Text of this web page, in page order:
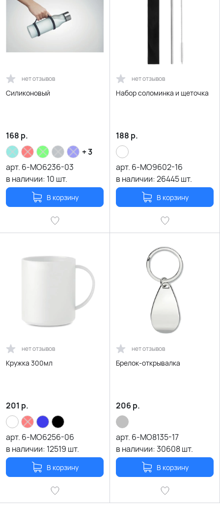
нет отзывов
Силиконовый
168 р.
+ 3
арт. 6-MO6236-03
в наличии: 10 шт.
В корзину
нет отзывов
Набор соломинка и щеточка
188 р.
арт. 6-MO9602-16
в наличии:26445шт.
В корзину
нет отзывов
Кружка 300мл
201 р.
арт. 6-MO6256-06
в наличии: 12519 шт.
В корзину
нет отзывов
Брелок-открывалка
206 р.
арт. 6-MO8135-17
в наличии:30608шт.
В корзину